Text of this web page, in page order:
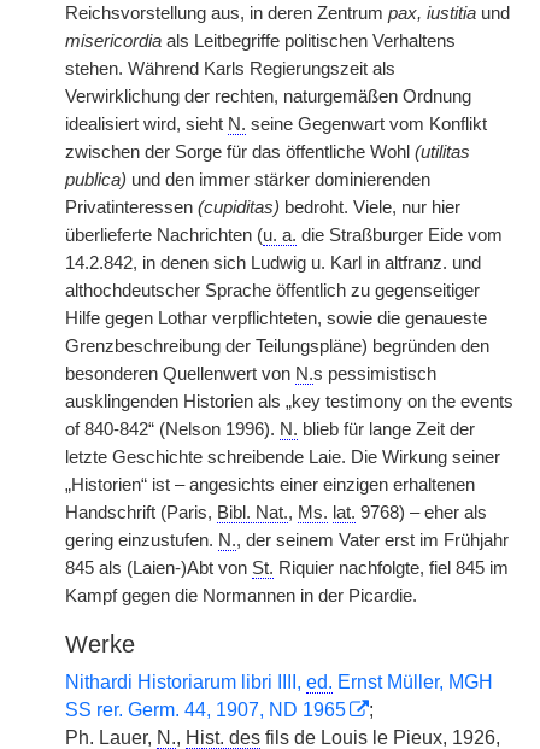
Reichsvorstellung aus, in deren Zentrum pax, iustitia und
misericordia als Leitbegriffe politischen Verhaltens
stehen. Während Karls Regierungszeit als
Verwirklichung der rechten, naturgemäßen Ordnung
idealisiert wird, sieht N. seine Gegenwart vom Konflikt
zwischen der Sorge für das öffentliche Wohl (utilitas
publica) und den immer stärker dominierenden
Privatinteressen (cupiditas) bedroht. Viele, nur hier
überlieferte Nachrichten (u. a. die Straßburger Eide vom
14.2.842, in denen sich Ludwig u. Karl in altfranz. und
althochdeutscher Sprache öffentlich zu gegenseitiger
Hilfe gegen Lothar verpflichteten, sowie die genaueste
Grenzbeschreibung der Teilungspläne) begründen den
besonderen Quellenwert von N.s pessimistisch
ausklingenden Historien als „key testimony on the events
of 840-842“ (Nelson 1996). N. blieb für lange Zeit der
letzte Geschichte schreibende Laie. Die Wirkung seiner
„Historien“ ist – angesichts einer einzigen erhaltenen
Handschrift (Paris, Bibl. Nat., Ms. lat. 9768) – eher als
gering einzustufen. N., der seinem Vater erst im Frühjahr
845 als (Laien-)Abt von St. Riquier nachfolgte, fiel 845 im
Kampf gegen die Normannen in der Picardie.
Werke
Nithardi Historiarum libri IIII, ed. Ernst Müller, MGH
SS rer. Germ. 44, 1907, ND 1965
;
Ph. Lauer, N., Hist. des fils de Louis le Pieux, 1926,